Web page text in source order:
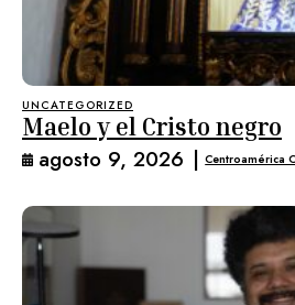
UNCATEGORIZED
Maelo y el Cristo negro
agosto 9, 2026 | Centroamérica